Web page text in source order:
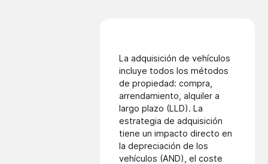
La adquisición de vehículos
incluye todos los métodos
de propiedad: compra,
arrendamiento, alquiler a
largo plazo (LLD). La
estrategia de adquisición
tiene un impacto directo en
la depreciación de los
vehículos (AND), el coste